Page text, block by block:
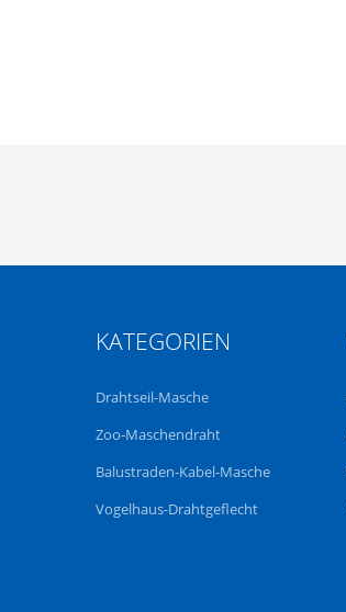
KATEGORIEN
Drahtseil-Masche
Zoo-Maschendraht
Balustraden-Kabel-Masche
Vogelhaus-Drahtgeflecht